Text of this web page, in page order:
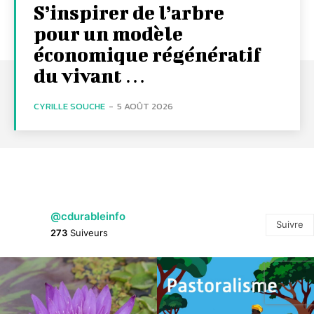
S’inspirer de l’arbre
pour un modèle
économique régénératif
du vivant …
CYRILLE SOUCHE - 5 AOÛT 2026
@cdurableinfo
273 Suiveurs
Suivre